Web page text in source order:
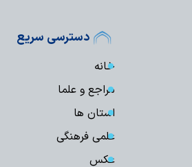
دسترسی سریع
خانه
مراجع و علما
استان ها
علمی فرهنگی
عکس